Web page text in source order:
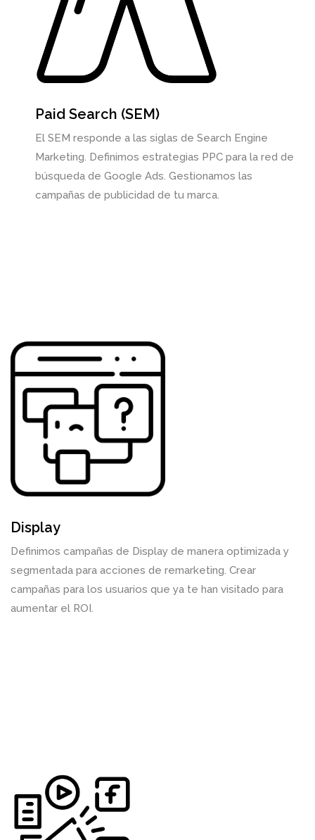
Paid Search (SEM)
El SEM responde a las siglas de Search Engine
Marketing. Definimos estrategias PPC para la red de
búsqueda de Google Ads. Gestionamos las
campañas de publicidad de tu marca.
Display
Definimos campañas de Display de manera optimizada y
segmentada para acciones de remarketing. Crear
campañas para los usuarios que ya te han visitado para
aumentar el ROI.